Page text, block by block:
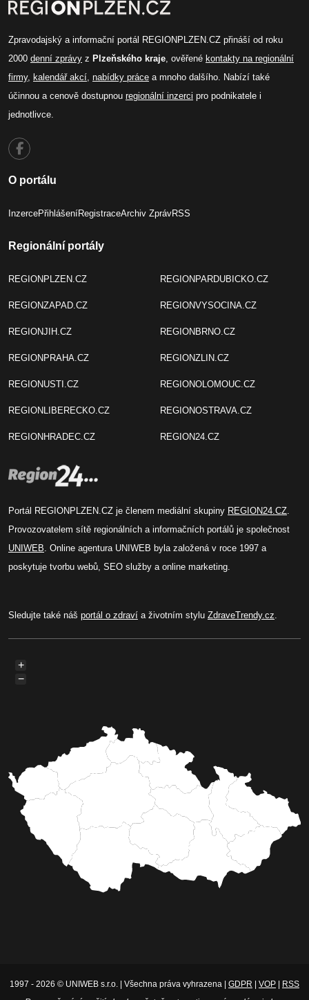
Zpravodajský a informační portál REGIONPLZEN.CZ přináší od roku
2000 denní zprávy z Plzeňského kraje, ověřené kontakty na regionální
firmy, kalendář akcí, nabídky práce a mnoho dalšího. Nabízí také
účinnou a cenově dostupnou regionální inzerci pro podnikatele i
jednotlivce.
O portálu
InzercePřihlášeníRegistraceArchiv ZprávRSS
Regionální portály
REGIONPLZEN.CZ
REGIONZAPAD.CZ
REGIONJIH.CZ
REGIONPRAHA.CZ
REGIONUSTI.CZ
REGIONLIBERECKO.CZ
REGIONHRADEC.CZ
REGIONPARDUBICKO.CZ
REGIONVYSOCINA.CZ
REGIONBRNO.CZ
REGIONZLIN.CZ
REGIONOLOMOUC.CZ
REGIONOSTRAVA.CZ
REGION24.CZ
Portál REGIONPLZEN.CZ je členem mediální skupiny REGION24.CZ.
Provozovatelem sítě regionálních a informačních portálů je společnost
UNIWEB. Online agentura UNIWEB byla založená v roce 1997 a
poskytuje tvorbu webů, SEO služby a online marketing.
Sledujte také náš portál o zdraví a životním stylu ZdraveTrendy.cz.
+
−
1997 - 2026 © UNIWEB s.r.o. | Všechna práva vyhrazena | GDPR VOP
RSS